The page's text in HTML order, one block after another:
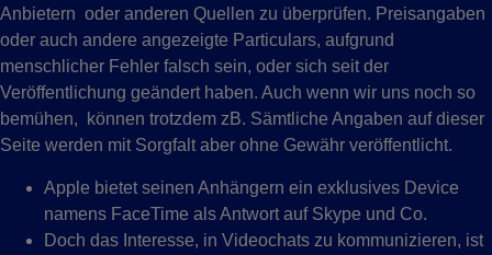
Anbietern oder anderen Quellen zu überprüfen. Preisangaben
oder auch andere angezeigte Particulars, aufgrund
menschlicher Fehler falsch sein, oder sich seit der
Veröffentlichung geändert haben. Auch wenn wir uns noch so
bemühen, können trotzdem zB. Sämtliche Angaben auf dieser
Seite werden mit Sorgfalt aber ohne Gewähr veröffentlicht.
Apple bietet seinen Anhängern ein exklusives Device
namens FaceTime als Antwort auf Skype und Co.
Doch das Interesse, in Videochats zu kommunizieren, ist